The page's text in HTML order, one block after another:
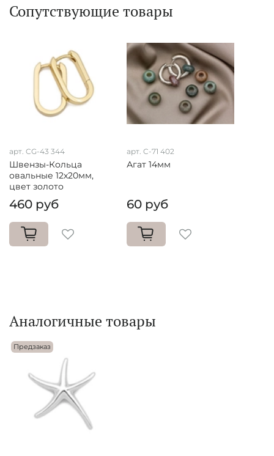
Сопутствующие товары
арт. CG-43 344
Швензы-Кольца
овальные 12х20мм,
цвет золото
460 руб
арт. C-71 402
Агат 14мм
60 руб
Аналогичные товары
Предзаказ